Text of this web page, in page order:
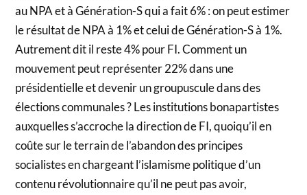
au NPA et à Génération-S qui a fait 6% : on peut estimer
le résultat de NPA à 1% et celui de Génération-S à 1%.
Autrement dit il reste 4% pour FI. Comment un
mouvement peut représenter 22% dans une
présidentielle et devenir un groupuscule dans des
élections communales ? Les institutions bonapartistes
auxquelles s’accroche la direction de FI, quoiqu’il en
coûte sur le terrain de l’abandon des principes
socialistes en chargeant l’islamisme politique d’un
contenu révolutionnaire qu’il ne peut pas avoir,